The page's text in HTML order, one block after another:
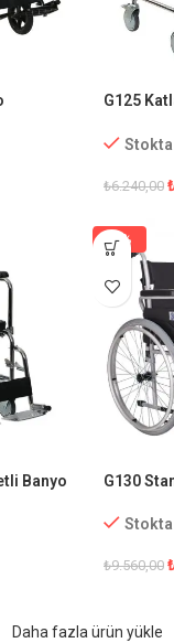
G125
₺6.240,00
Banyo
-1%
G130
₺9.560,00
Daha fazla ürün yükle